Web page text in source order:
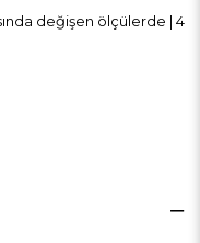
değişen ölçülerde | 4